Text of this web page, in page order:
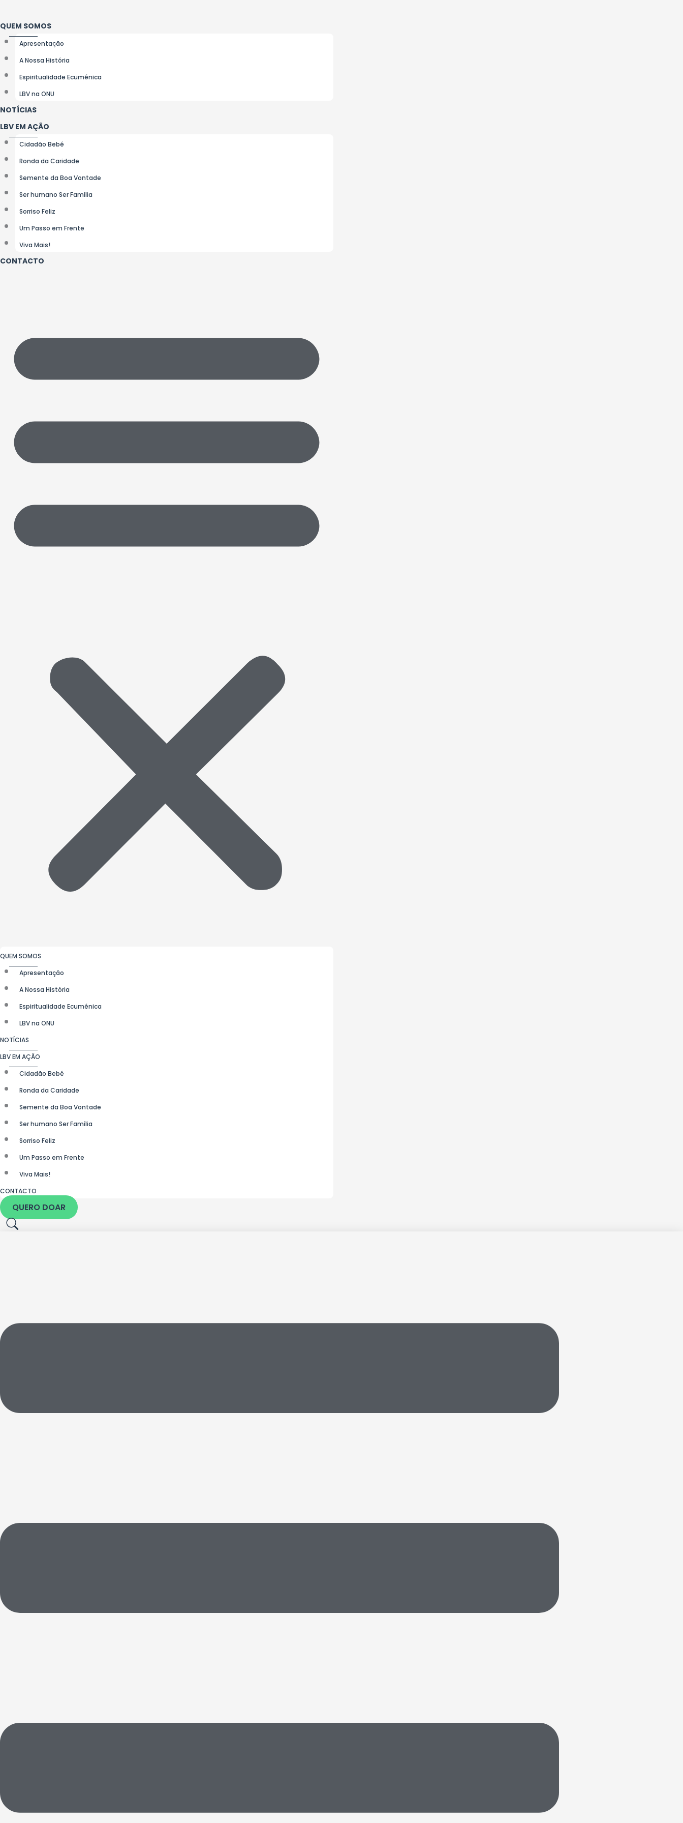
para
o
conteúdo
QUEM SOMOS
Apresentação
A Nossa História
Espiritualidade Ecuménica
LBV na ONU
NOTÍCIAS
LBV EM AÇÃO
Cidadão Bebé
Ronda da Caridade
Semente da Boa Vontade
Ser humano Ser Família
Sorriso Feliz
Um Passo em Frente
Viva Mais!
CONTACTO
QUEM SOMOS
Apresentação
A Nossa História
Espiritualidade Ecuménica
LBV na ONU
NOTÍCIAS
LBV EM AÇÃO
Cidadão Bebé
Ronda da Caridade
Semente da Boa Vontade
Ser humano Ser Família
Sorriso Feliz
Um Passo em Frente
Viva Mais!
CONTACTO
QUERO DOAR